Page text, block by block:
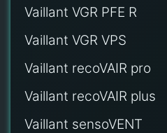
Vaillant VGR PFE R
Vaillant VGR VPS
Vaillant recoVAIR pro
Vaillant recoVAIR plus
Vaillant sensoVENT